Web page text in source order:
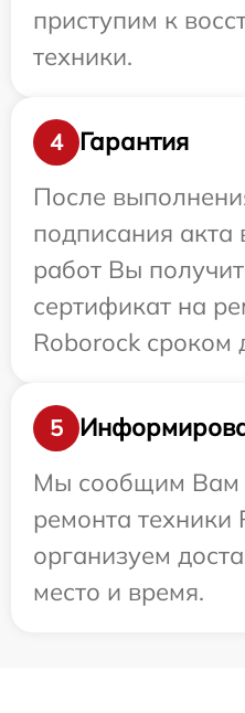
приступим к
техники.
4
Гарантия
После
подписания
работ Вы
сертификат на
Roborock сроком
5
Мы сообщим Вам
ремонта техники
организуем
место и время.